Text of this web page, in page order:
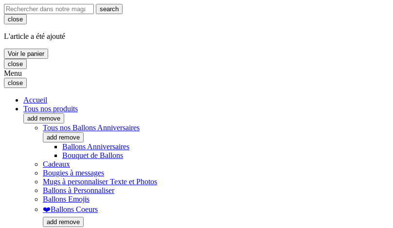
search
close
L'article a été ajouté
Voir le panier
close
Menu
close
Accueil
Tous nos produits
add remove
Tous nos Ballons Anniversaires
add remove
Ballons Anniversaires
Bouquet de Ballons
Cadeaux
Bougies à messages
Mugs à personnaliser Texte et Photos
Ballons à Personnaliser
Ballons Emojis
❤️Ballons Coeurs
add remove